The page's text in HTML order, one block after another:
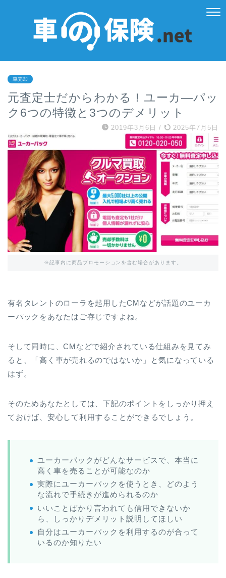
車売却
元査定士だからわかる！ユーカ―パッ
ク6つの特徴と3つのデメリット
2019年3月6日 / 2025年7月5日
※記事内に商品プロモーションを含む場合があります。
有名タレントのローラを起用したCMなどが話題のユーカ
ーパックをあなたはご存じですよね。
そして同時に、CMなどで紹介されている仕組みを見てみ
ると、「高く車が売れるのではないか」と気になっている
はず。
そのためあなたとしては、下記のポイントをしっかり押え
ておけば、安心して利用することができるでしょう。
ユーカーパックがどんなサービスで、本当に
高く車を売ることが可能なのか
実際にユーカーパックを使うとき、どのよう
な流れで手続きが進められるのか
いいことばかり言われても信用できないか
ら、しっかりデメリット説明してほしい
自分はユーカーパックを利用するのが合って
いるのか知りたい